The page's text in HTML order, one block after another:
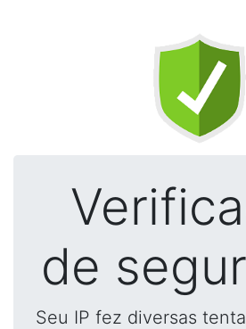
de
Seu IP fez diversas